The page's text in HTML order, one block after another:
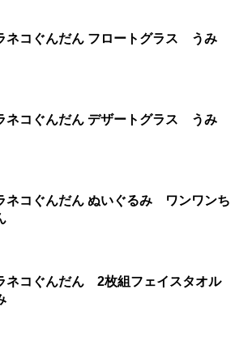
ノラネコぐんだん フロートグラス うみ
ノラネコぐんだん デザートグラス うみ
ネコぐんだん ぬいぐるみ ワンワンち
ネコぐんだん 2枚組フェイスタオル